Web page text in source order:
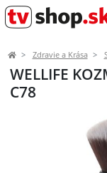
Zdravie a Krása
WELLIFE
C78